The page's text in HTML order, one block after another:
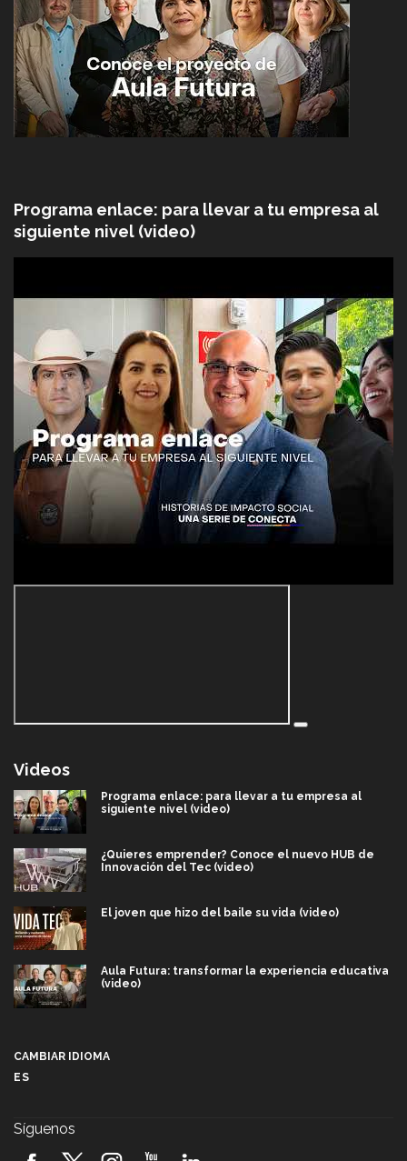
Programa enlace: para llevar a tu empresa al
siguiente nivel (video)
Videos
Programa enlace: para llevar a tu empresa al
siguiente nivel (video)
¿Quieres emprender? Conoce el nuevo HUB de
Innovación del Tec (video)
El joven que hizo del baile su vida (video)
Aula Futura: transformar la experiencia educativa
(video)
2026! (video)
CAMBIAR IDIOMA
ES
Síguenos